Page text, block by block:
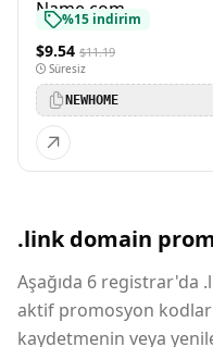
%15 indirim
$9.54 $11.19
Süresiz
NEWHOME
.link domain
Aşağıda 6 registrar'da
aktif promosyon
kaydetmenin veya